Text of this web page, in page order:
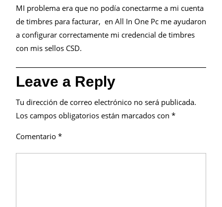
MI problema era que no podía conectarme a mi cuenta
de timbres para facturar, en All In One Pc me ayudaron
a configurar correctamente mi credencial de timbres
con mis sellos CSD.
Leave a Reply
Tu dirección de correo electrónico no será publicada.
Los campos obligatorios están marcados con *
Comentario *